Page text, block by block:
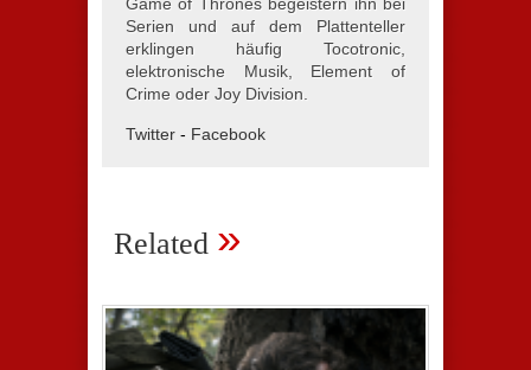
Serien und auf dem Plattenteller
erklingen häufig Tocotronic,
elektronische Musik, Element of
Crime oder Joy Division.
Twitter - Facebook
Related »